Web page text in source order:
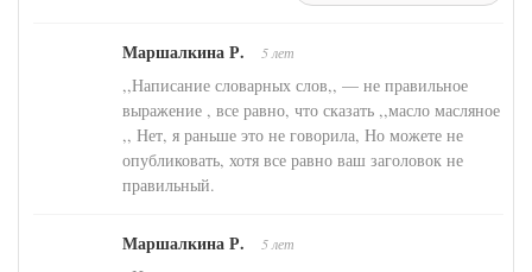
Маршалкина Р. 5 лет
,,Написание словарных слов,, — не правильное
выражение , все равно, что сказать ,,масло масляное
,, Нет, я раньше это не говорила, Но можете не
опубликовать, хотя все равно ваш заголовок не
правильный.
Маршалкина Р. 5 лет